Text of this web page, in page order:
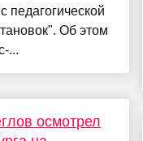
педагогической
Об этом
...
осмотрел